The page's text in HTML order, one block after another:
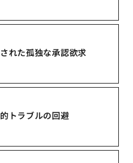
れた孤独な承認欲求
トラブルの回避